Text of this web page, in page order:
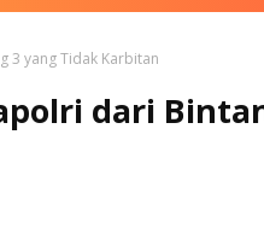
3 yang Tidak Karbitan
dari